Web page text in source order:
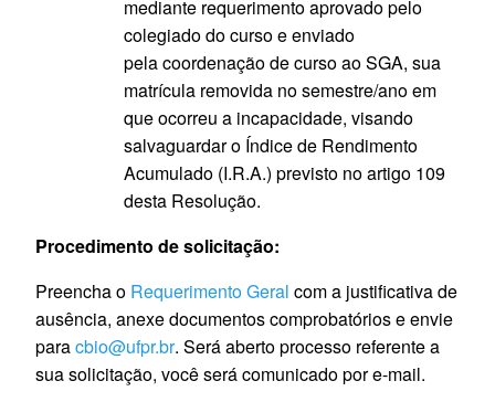
mediante requerimento aprovado pelo
colegiado do curso e enviado
pela coordenação de curso ao SGA, sua
matrícula removida no semestre/ano em
que ocorreu a incapacidade, visando
salvaguardar o Índice de Rendimento
Acumulado (I.R.A.) previsto no artigo 109
desta Resolução.
Procedimento de solicitação:
Preencha o Requerimento Geral com a justificativa de
ausência, anexe documentos comprobatórios e envie
paracbio@ufpr.br. Será aberto processo referente a
sua solicitação, você será comunicado por e-mail.